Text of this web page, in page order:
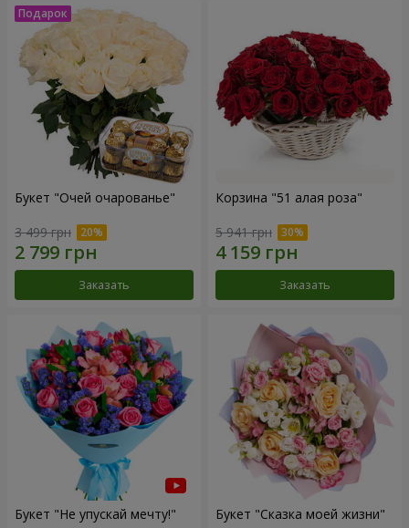
Букет "Очей очарованье"
3 499 грн
Заказать
Корзина "51 алая роза"
5 941 грн
Заказать
Букет "Не упускай мечту!" Букет "Сказка моей жизни"